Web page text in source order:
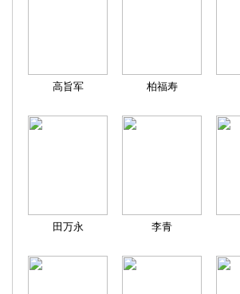
高旨军 柏福寿
田万永 李青